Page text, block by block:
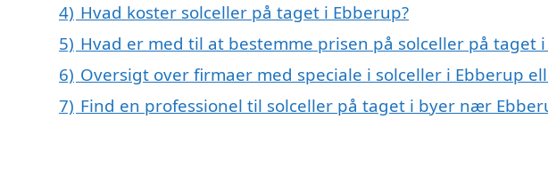
4) Hvad koster solceller på taget i Ebberup?
5) Hvad er med til at bestemme prisen på solceller på taget i
6) Oversigt over firmaer med speciale i solceller i Ebberup
7) Find en professionel til solceller på taget i byer nær